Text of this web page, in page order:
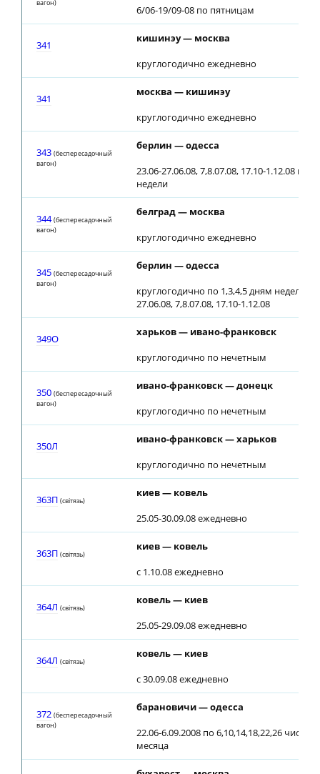
вагон)
6/06-19/09-08 по пятницам
341
кишинэу — москва
круглогодично ежедневно
341
москва — кишинэу
круглогодично ежедневно
343 (беспересадочный
вагон)
берлин — одесса
23.06-27.06.08, 7,8.07.08, 17.10-1.12.08 по
недели
344 (беспересадочный
вагон)
белград — москва
круглогодично ежедневно
345 (беспересадочный
вагон)
берлин — одесса
круглогодично по 1,3,4,5 дням недели,
27.06.08, 7,8.07.08, 17.10-1.12.08
349О
харьков — ивано-франковск
круглогодично по нечетным
350 (беспересадочный
вагон)
ивано-франковск — донецк
круглогодично по нечетным
350Л
ивано-франковск — харьков
круглогодично по нечетным
363П (свiтязь)
киев — ковель
25.05-30.09.08 ежедневно
363П (свiтязь)
киев — ковель
с 1.10.08 ежедневно
364Л (свiтязь)
ковель — киев
25.05-29.09.08 ежедневно
364Л (свiтязь)
ковель — киев
с 30.09.08 ежедневно
372 (беспересадочный
вагон)
барановичи — одесса
22.06-6.09.2008 по 6,10,14,18,22,26
месяца